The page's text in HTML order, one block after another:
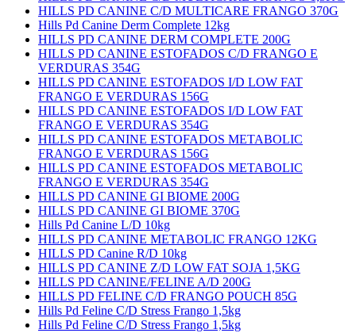
HILLS PD CANINE C/D MULTICARE FRANGO 370G
Hills Pd Canine Derm Complete 12kg
HILLS PD CANINE DERM COMPLETE 200G
HILLS PD CANINE ESTOFADOS C/D FRANGO E
VERDURAS 354G
HILLS PD CANINE ESTOFADOS I/D LOW FAT
FRANGO E VERDURAS 156G
HILLS PD CANINE ESTOFADOS I/D LOW FAT
FRANGO E VERDURAS 354G
HILLS PD CANINE ESTOFADOS METABOLIC
FRANGO E VERDURAS 156G
HILLS PD CANINE ESTOFADOS METABOLIC
FRANGO E VERDURAS 354G
HILLS PD CANINE GI BIOME 200G
HILLS PD CANINE GI BIOME 370G
Hills Pd Canine L/D 10kg
HILLS PD CANINE METABOLIC FRANGO 12KG
HILLS PD Canine R/D 10kg
HILLS PD CANINE Z/D LOW FAT SOJA 1,5KG
HILLS PD CANINE/FELINE A/D 200G
HILLS PD FELINE C/D FRANGO POUCH 85G
Hills Pd Feline C/D Stress Frango 1,5kg
Hills Pd Feline C/D Stress Frango 1,5kg